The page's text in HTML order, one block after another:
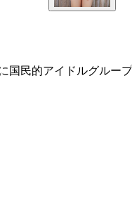
民的アイドルグル